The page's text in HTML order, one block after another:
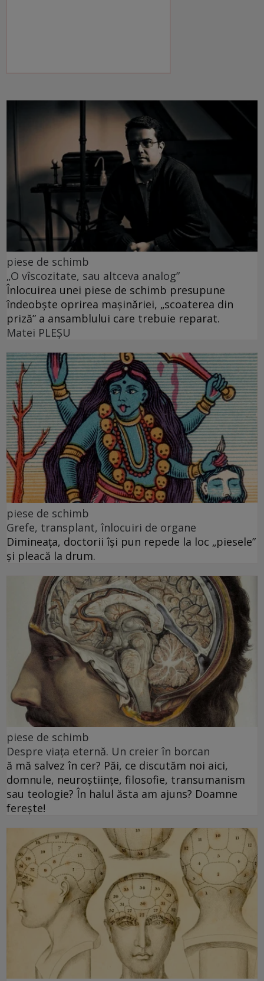
piese de schimb
„O vîscozitate, sau altceva analog”
Înlocuirea unei piese de schimb presupune
îndeobște oprirea mașinăriei, „scoaterea din
priză” a ansamblului care trebuie reparat.
Matei PLEŞU
piese de schimb
Grefe, transplant, înlocuiri de organe
Dimineața, doctorii își pun repede la loc „piesele”
și pleacă la drum.
piese de schimb
Despre viața eternă. Un creier în borcan
ă mă salvez în cer? Păi, ce discutăm noi aici,
domnule, neuroștiințe, filosofie, transumanism
sau teologie? În halul ăsta am ajuns? Doamne
ferește!